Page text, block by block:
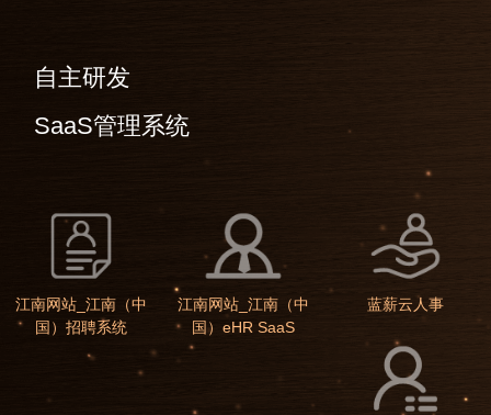
自主研发
SaaS管理系统
江南网站_江南（中
国）招聘系统
江南网站_江南（中
国）eHR SaaS
蓝薪云人事